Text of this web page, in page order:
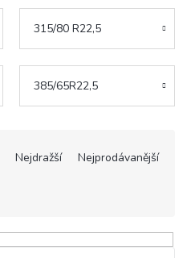
315/80 R22,5
385/65R22,5
Nejdražší Nejprodávanější